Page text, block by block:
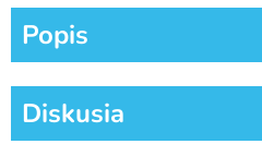
Popis
Diskusia